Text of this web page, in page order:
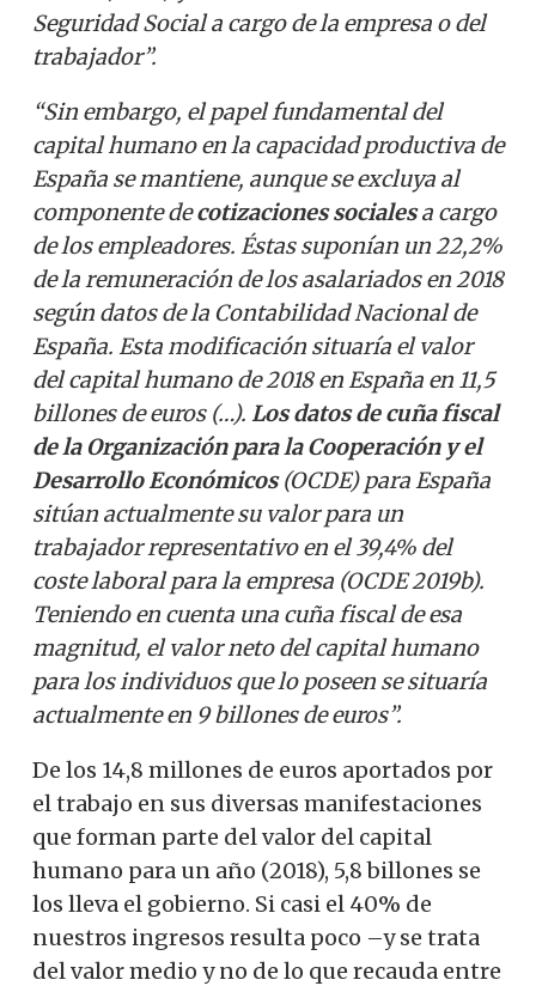
Seguridad Social a cargo de la empresa o del
trabajador”.
“Sin embargo, el papel fundamental del
capital humano en la capacidad productiva de
España se mantiene, aunque se excluya al
componente decotizaciones socialesa cargo
de los empleadores. Éstas suponían un 22,2%
de la remuneración de los asalariados en 2018
según datos de la Contabilidad Nacional de
España. Esta modificación situaría el valor
del capital humano de 2018 en España en 11,5
billones de euros (…). Los datos de cuña fiscal
de la Organización para la Cooperación y el
Desarrollo Económicos(OCDE) para España
sitúan actualmente su valor para un
trabajador representativo en el 39,4% del
coste laboral para la empresa (OCDE 2019b).
Teniendo en cuenta una cuña fiscal de esa
magnitud, el valor neto del capital humano
para los individuos que lo poseen se situaría
actualmente en 9 billones de euros”.
De los 14,8 millones de euros aportados por
el trabajo en sus diversas manifestaciones
que forman parte del valor del capital
humano para un año (2018), 5,8 billones se
los lleva el gobierno. Si casi el 40% de
nuestros ingresos resulta poco –y se trata
del valor medio y no de lo que recauda entre